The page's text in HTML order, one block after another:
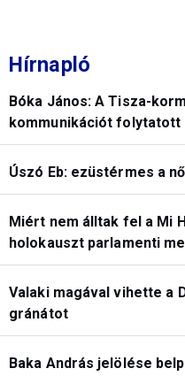
Hírnapló
Bóka János: A Tisza-
kommunikációt folytatott
Úszó Eb: ezüstérmes a
Miért nem álltak fel a Mi
holokauszt parlamenti
Valaki magával vihette a
gránátot
Baka András jelölése